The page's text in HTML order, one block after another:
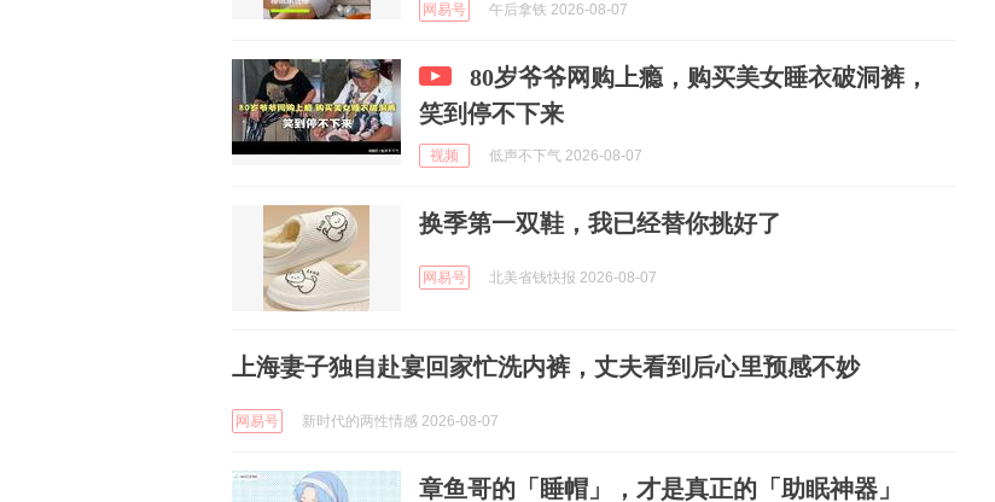
网易号 午后拿铁 2026-08-07
80岁爷爷网购上瘾，购买美女睡衣破洞裤，
笑到停不下来
视频 低声不下气 2026-08-07
换季第一双鞋，我已经替你挑好了
网易号 北美省钱快报 2026-08-07
上海妻子独自赴宴回家忙洗内裤，丈夫看到后心里预感不妙
网易号 新时代的两性情感 2026-08-07
章鱼哥的「睡帽」，才是真正的「助眠神器」